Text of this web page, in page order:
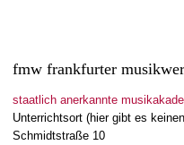
fmw frankfurter
staatlich anerkannte
Unterrichtsort (hier gibt es
Schmidtstraße 10